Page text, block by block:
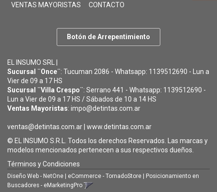
VENTAS MAYORISTAS CONTACTO
Botón de Arrepentimiento
EL INSUMO SRL |
Sucursal ¨Once¨: Tucuman 2086 - Whatsapp: 1139512690 - Lun a
Vier de 09 a 17 HS
Sucursal ¨Villa Crespo¨: Serrano 441 - Whatsapp: 1139512690 -
Lun a Vier de 09 a 17 HS / Sábados de 10 a 14 HS
Ventas Mayoristas: impo@detintas.com.ar
ventas@detintas.com.ar www.detintas.com.ar
© EL INSUMO S.R.L. Todos los derechos Reservados. Las marcas y
modelos mencionados pertenecen a sus respectivos dueños.
Términos y Condiciones
Diseño Web - NetOne | eCommerce - TornadoStore | Posicionamiento en
Buscadores - eMarketingPro